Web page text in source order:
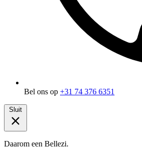
Bel ons op +31 74 376 6351
Sluit
Daarom een Bellezi.